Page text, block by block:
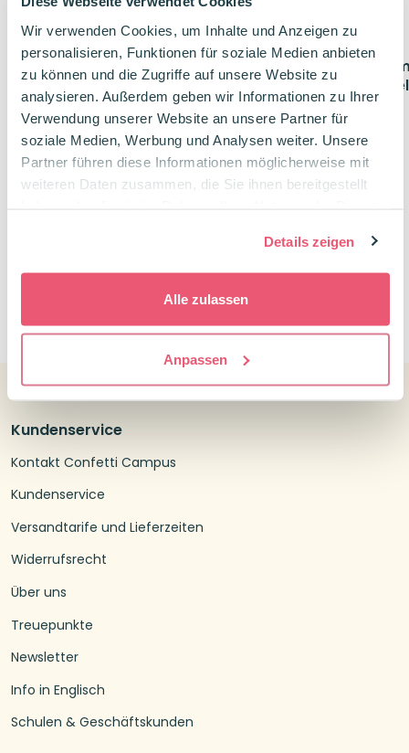
Wir verwenden Cookies, um Inhalte und Anzeigen zu
personalisieren, Funktionen für soziale Medien anbieten
zu können und die Zugriffe auf unsere Website zu
analysieren. Außerdem geben wir Informationen zu Ihrer
Verwendung unserer Website an unsere Partner für
soziale Medien, Werbung und Analysen weiter. Unsere
Partner führen diese Informationen möglicherweise mit
weiteren Daten zusammen, die Sie ihnen bereitgestellt
Details zeigen
Alle zulassen
Anpassen
STABILO point 88 Fineliner
Einzelstift Hellgelb
Metallgefasste Spitze
Nr. 1 Fineliner
0,95€
STABILO Pen 68
Filzstift Einzelstift
Hohe Farbbrillanz
Robuste Spitze
0,99 €
Kundenservice
Kontakt Confetti Campus
Kundenservice
Versandtarife und Lieferzeiten
Widerrufsrecht
Über uns
Treuepunkte
Newsletter
Info in Englisch
Schulen & Geschäftskunden